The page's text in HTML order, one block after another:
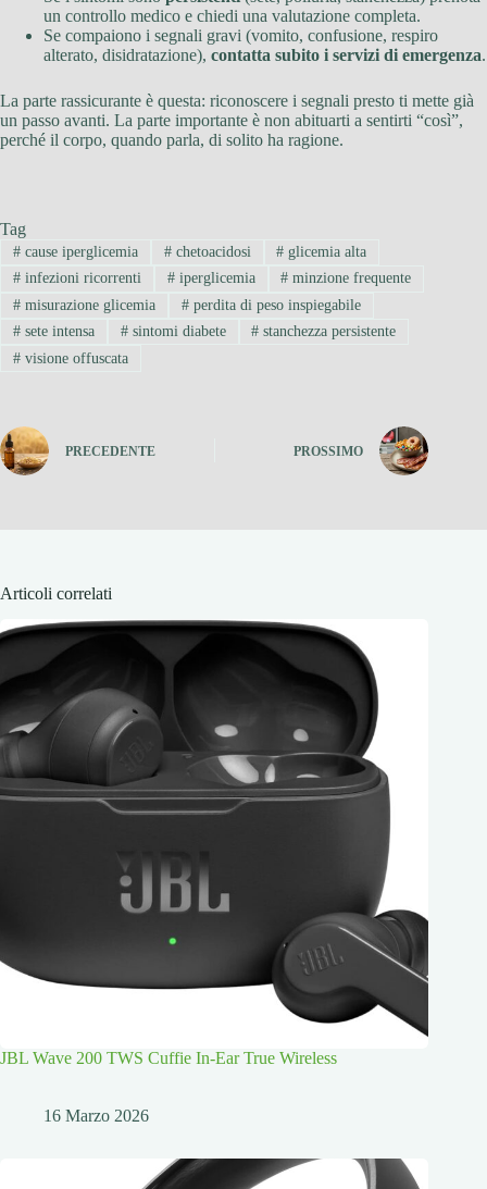
un controllo medico e chiedi una valutazione completa.
Se compaiono i segnali gravi (vomito, confusione, respiro
alterato, disidratazione), contatta subito i servizi di emergenza.
La parte rassicurante è questa: riconoscere i segnali presto ti mette già
un passo avanti. La parte importante è non abituarti a sentirti “così”,
perché il corpo, quando parla, di solito ha ragione.
Tag
#cause iperglicemia #chetoacidosi # glicemia alta
#infezioni ricorrenti #iperglicemia # minzione frequente
#misurazione glicemia #perdita di peso inspiegabile
#sete intensa #sintomi diabete # stanchezza persistente
#visione offuscata
PRECEDENTE PROSSIMO
Articoli correlati
JBL Wave 200 TWS Cuffie In-Ear True Wireless
16 Marzo 2026